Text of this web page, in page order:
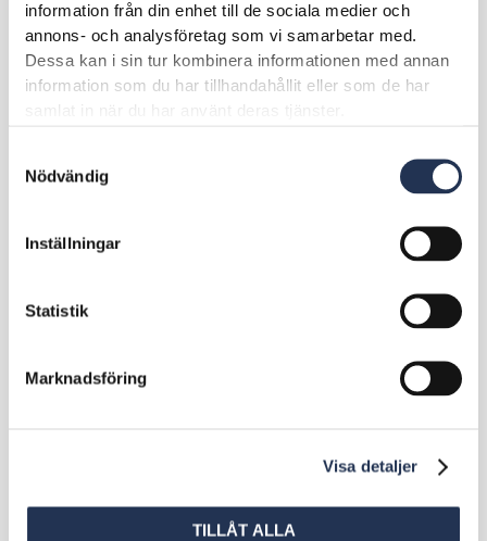
information från din enhet till de sociala medier och
annons- och analysföretag som vi samarbetar med.
Dessa kan i sin tur kombinera informationen med annan
information som du har tillhandahållit eller som de har
samlat in när du har använt deras tjänster.
Nödvändig
Inställningar
Statistik
Marknadsföring
Visa detaljer
TILLÅT ALLA